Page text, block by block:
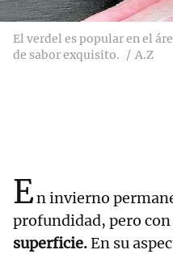
El verdel es popular en el
de sabor exquisito.
A.Z
En invierno
profundidad, pero
superficie.En su